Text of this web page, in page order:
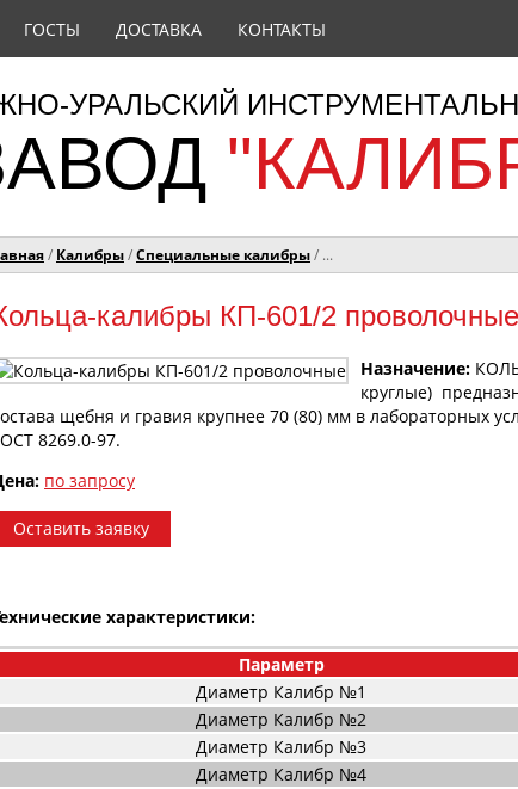
ГОСТЫ ДОСТАВКА КОНТАКТЫ
УРАЛЬСКИЙ
/ Калибры / Специальные калибры / ...
калибры КП-601/2 проволочные
Назначение:
круглые)
щебня и гравия крупнее 70 (80) мм в лабораторных
8269.0-97.
по запросу
Оставить заявку
характеристики:
Параметр
Диаметр Калибр №1
Диаметр Калибр №2
Диаметр Калибр №3
Диаметр Калибр №4